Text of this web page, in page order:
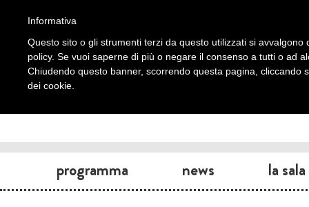
programma news la sala
Informativa
Questo sito o gli strumenti terzi da questo utilizzati si
policy. Se vuoi saperne di più o negare il consenso a tutti o ad
Chiudendo questo banner, scorrendo questa pagina, cliccando
dei cookie.